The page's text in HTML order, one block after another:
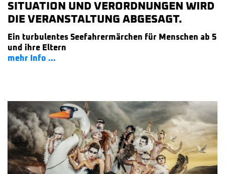
SITUATION UND VERORDNUNGEN WIRD
DIE VERANSTALTUNG ABGESAGT.
Ein turbulentes Seefahrermärchen für Menschen ab 5
und ihre Eltern
mehr Info ...